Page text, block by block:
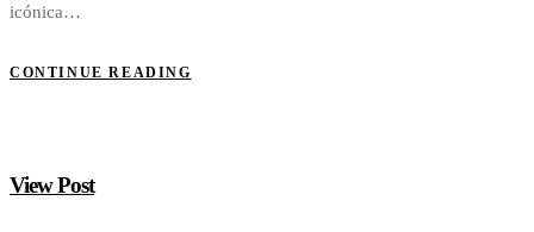
icónica…
CONTINUE READING
View Post